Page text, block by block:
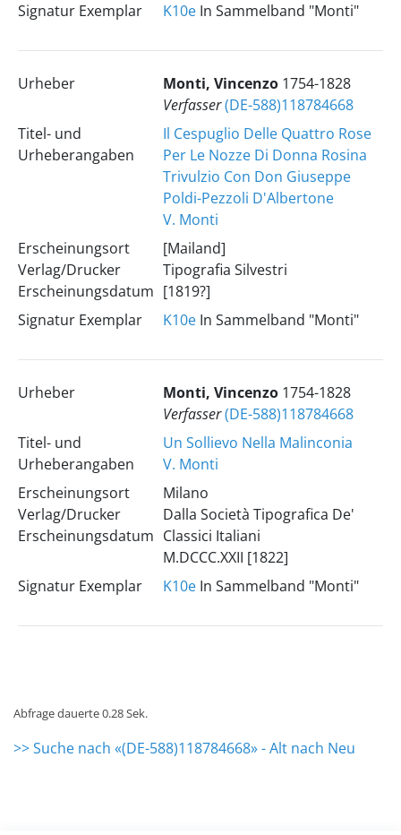
Signatur Exemplar
K10eIn Sammelband "Monti"
Urheber Monti, Vincenzo 1754-1828
Verfasser(DE-588)118784668
Titel- und
Urheberangaben
Il Cespuglio Delle Quattro Rose
Per Le Nozze Di Donna Rosina
Trivulzio Con Don Giuseppe
Poldi-Pezzoli D'Albertone
V. Monti
Erscheinungsort
Verlag/Drucker
Erscheinungsdatum
[Mailand]
Tipografia Silvestri
[1819?]
Signatur Exemplar
K10eIn Sammelband "Monti"
Urheber Monti, Vincenzo 1754-1828
Verfasser(DE-588)118784668
Titel- und
Urheberangaben
Un Sollievo Nella Malinconia
V. Monti
Erscheinungsort
Verlag/Drucker
Erscheinungsdatum
Milano
Dalla Società Tipografica De'
Classici Italiani
M.DCCC.XXII [1822]
Signatur Exemplar
K10eIn Sammelband "Monti"
Abfrage dauerte 0.28 Sek.
>> Suche nach «(DE-588)118784668» - Alt nach Neu